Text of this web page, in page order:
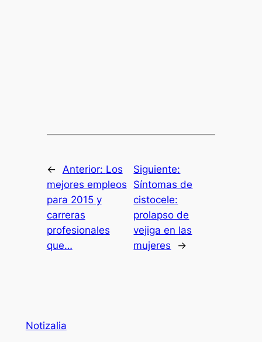
← Anterior: Los
mejores empleos
para 2015 y
carreras
profesionales
que…
Siguiente:
Síntomas de
cistocele:
prolapso de
vejiga en las
mujeres
→
Notizalia